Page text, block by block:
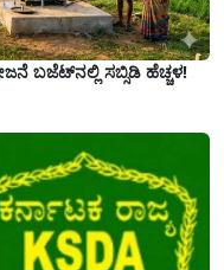
ಬಜೆಟ್‌ನಲ್ಲಿ ಸಬ್ಸಿಡಿ ಹೆಚ್ಚಳ!